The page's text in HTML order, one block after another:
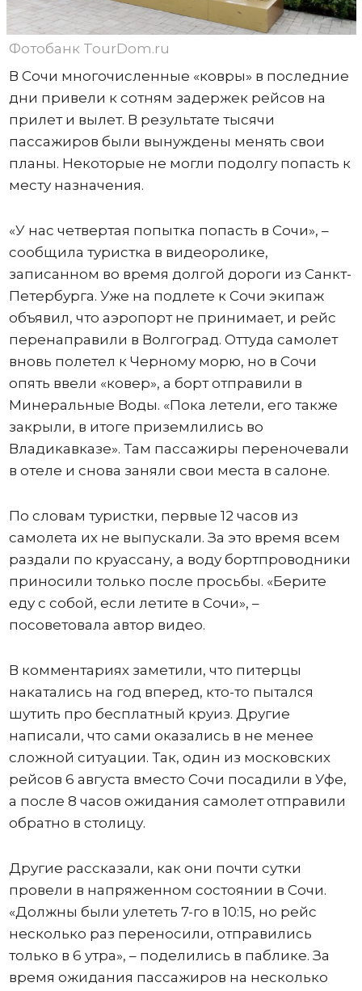
Фотобанк TourDom.ru
В Сочи многочисленные «ковры» в последние
дни привели к сотням задержек рейсов на
прилет и вылет. В результате тысячи
пассажиров были вынуждены менять свои
планы. Некоторые не могли подолгу попасть к
месту назначения.
«У нас четвертая попытка попасть в Сочи», –
сообщила туристка в видеоролике,
записанном во время долгой дороги из Санкт-
Петербурга. Уже на подлете к Сочи экипаж
объявил, что аэропорт не принимает, и рейс
перенаправили в Волгоград. Оттуда самолет
вновь полетел к Черному морю, но в Сочи
опять ввели «ковер», а борт отправили в
Минеральные Воды. «Пока летели, его также
закрыли, в итоге приземлились во
Владикавказе». Там пассажиры переночевали
в отеле и снова заняли свои места в салоне.
По словам туристки, первые 12 часов из
самолета их не выпускали. За это время всем
раздали по круассану, а воду бортпроводники
приносили только после просьбы. «Берите
еду с собой, если летите в Сочи», –
посоветовала автор видео.
В комментариях заметили, что питерцы
накатались на год вперед, кто-то пытался
шутить про бесплатный круиз. Другие
написали, что сами оказались в не менее
сложной ситуации. Так, один из московских
рейсов 6 августа вместо Сочи посадили в Уфе,
а после 8 часов ожидания самолет отправили
обратно в столицу.
Другие рассказали, как они почти сутки
провели в напряженном состоянии в Сочи.
«Должны были улететь 7-го в 10:15, но рейс
несколько раз переносили, отправились
только в 6 утра», – поделились в паблике. За
время ожидания пассажиров на несколько